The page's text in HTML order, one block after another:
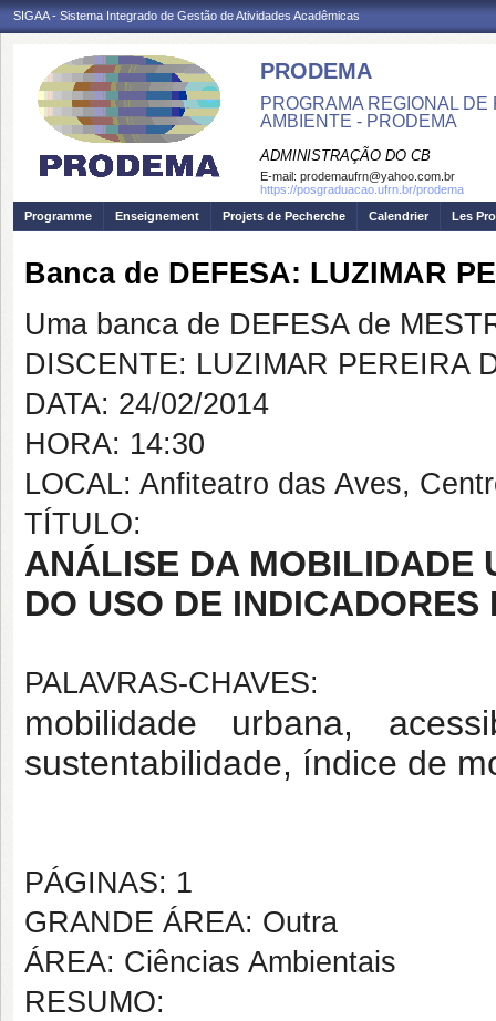
SIGAA - Sistema Integrado de Gestão de Atividades Acadêmicas
PRODEMA
PROGRAMA REGIONAL
AMBIENTE - PRODEMA
ADMINISTRAÇÃO DO CB
E-mail: prodemaufrn@yahoo.com.br
https://posgraduacao.ufrn.br/prodema
Programme
Enseignement Projets de Pecherche Calendrier Les
Banca de DEFESA: LUZIMAR
Uma banca de DEFESA de
DISCENTE: LUZIMAR PEREIRA
DATA: 24/02/2014
HORA: 14:30
LOCAL: Anfiteatro das Aves,
TÍTULO:
ANÁLISE DA MOBILIDADE
DO USO DE
PALAVRAS-CHAVES:
mobilidade urbana,
sustentabilidade, índice de
PÁGINAS: 1
GRANDE ÁREA: Outra
ÁREA: Ciências Ambientais
RESUMO: